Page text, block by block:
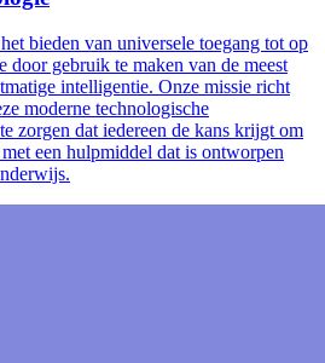
bieden van universele toegang tot op
door gebruik te maken van de meest
intelligentie. Onze missie richt
moderne technologische
zorgen dat iedereen de kans krijgt om
een hulpmiddel dat is ontworpen